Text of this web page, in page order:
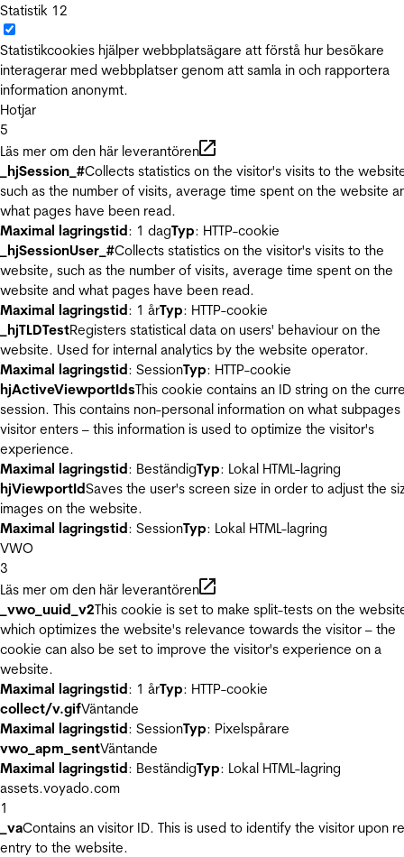
Statistik 12
Statistikcookies hjälper webbplatsägare att förstå hur besökare
interagerar med webbplatser genom att samla in och rapportera
information anonymt.
Hotjar
5
Läs mer om den här leverantören
_hjSession_#Collects statistics on the visitor's visits to the
such as the number of visits, average time spent on the website
what pages have been read.
Maximal lagringstid: 1 dagTyp: HTTP-cookie
_hjSessionUser_#Collects statistics on the visitor's visits to the
website, such as the number of visits, average time spent on the
website and what pages have been read.
Maximal lagringstid: 1 årTyp: HTTP-cookie
_hjTLDTestRegisters statistical data on users' behaviour on the
website. Used for internal analytics by the website operator.
Maximal lagringstid: SessionTyp: HTTP-cookie
hjActiveViewportIdsThis cookie contains an ID string on the
session. This contains non-personal information on what
visitor enters – this information is used to optimize the visitor's
experience.
Maximal lagringstid: BeständigTyp: Lokal HTML-lagring
hjViewportIdSaves the user's screen size in order to adjust the
images on the website.
Maximal lagringstid: SessionTyp: Lokal HTML-lagring
VWO
3
Läs mer om den här leverantören
_vwo_uuid_v2This cookie is set to make split-tests on the
which optimizes the website's relevance towards the visitor – the
cookie can also be set to improve the visitor's experience on a
website.
Maximal lagringstid: 1 årTyp: HTTP-cookie
collect/v.gifVäntande
Maximal lagringstid: SessionTyp: Pixelspårare
vwo_apm_sentVäntande
Maximal lagringstid: BeständigTyp: Lokal HTML-lagring
assets.voyado.com
1
_vaContains an visitor ID. This is used to identify the visitor upon
entry to the website.